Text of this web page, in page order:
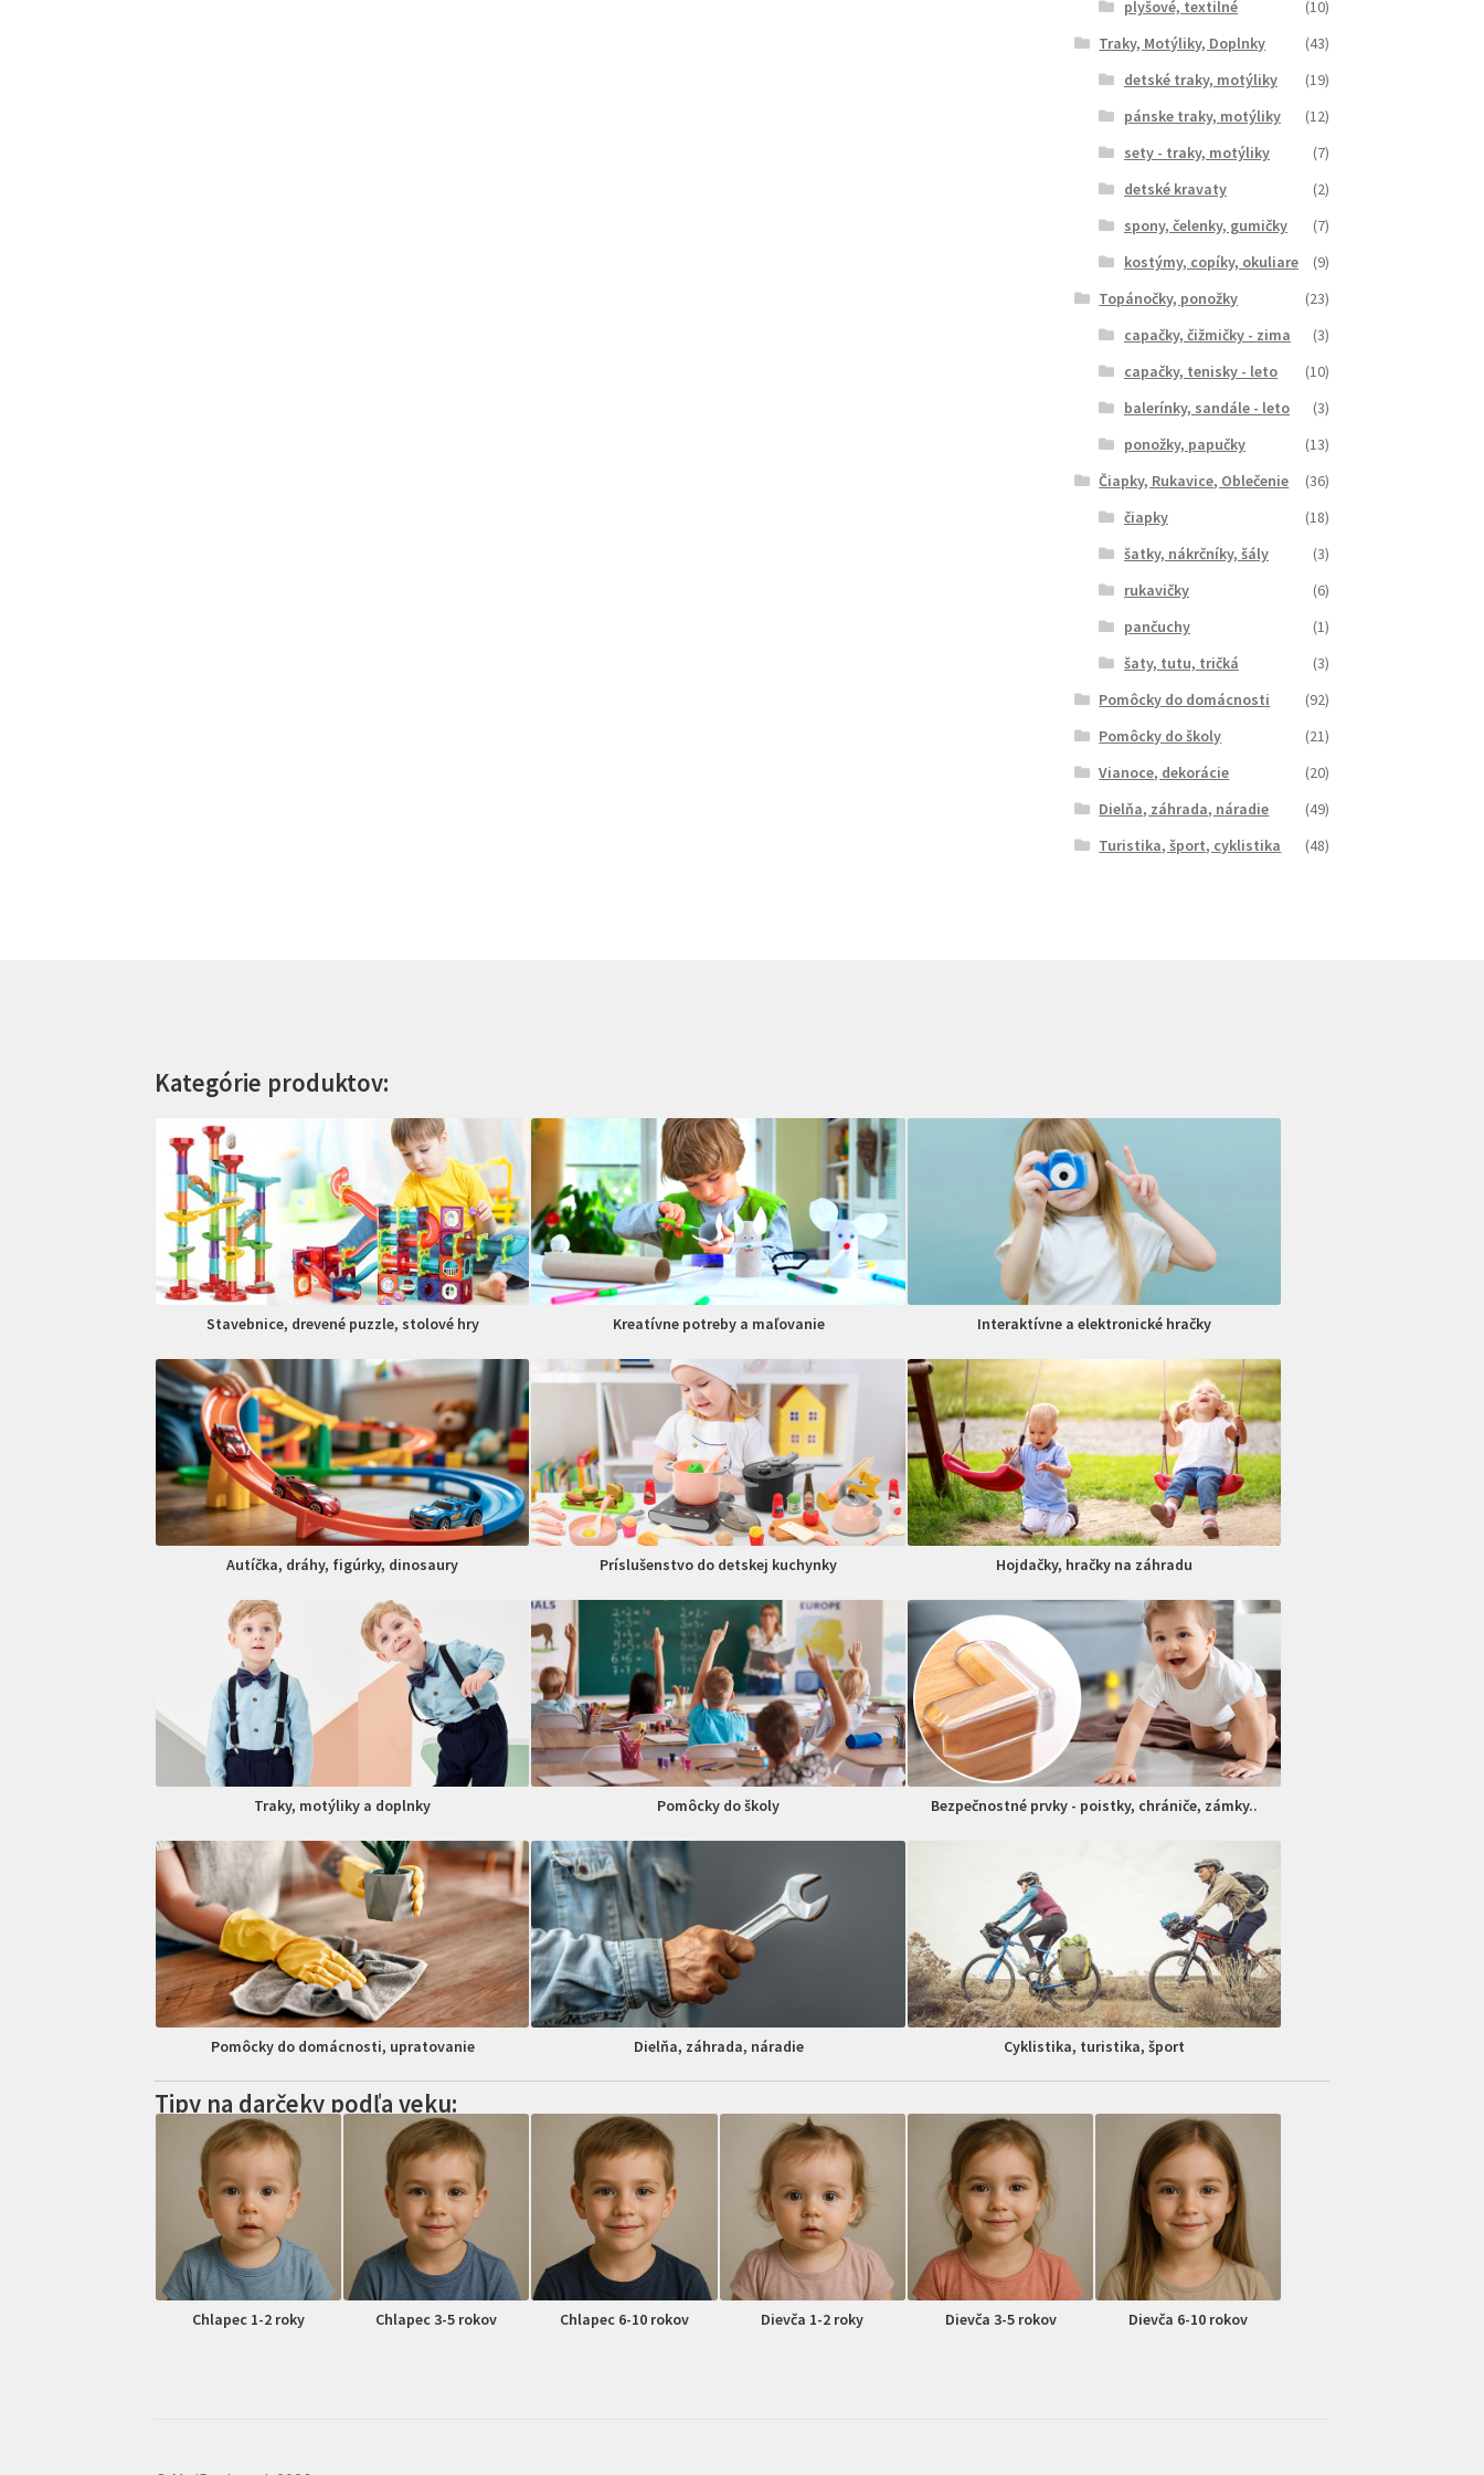
plyšové, textilné
(10)
Traky, Motýliky, Doplnky
(43)
detské traky, motýliky
(19)
pánske traky, motýliky
(12)
sety - traky, motýliky
(7)
detské kravaty
(2)
spony, čelenky, gumičky
(7)
kostýmy, copíky, okuliare
(9)
Topánočky, ponožky
(23)
capačky, čižmičky - zima
(3)
capačky, tenisky - leto
(10)
balerínky, sandále - leto
(3)
ponožky, papučky
(13)
Čiapky, Rukavice, Oblečenie
(36)
čiapky
(18)
šatky, nákrčníky, šály
(3)
rukavičky
(6)
pančuchy
(1)
šaty, tutu, tričká
(3)
Pomôcky do domácnosti
(92)
Pomôcky do školy
(21)
Vianoce, dekorácie
(20)
Dielňa, záhrada, náradie
(49)
Turistika, šport, cyklistika
(48)
Kategórie produktov:
Stavebnice, drevené puzzle, stolové hry Kreatívne potreby a maľovanie Interaktívne a elektronické hračky
Autíčka, dráhy, figúrky, dinosaury Príslušenstvo do detskej kuchynky Hojdačky, hračky na záhradu
Traky, motýliky a doplnky Pomôcky do školy Bezpečnostné prvky - poistky, chrániče, zámky..
Pomôcky do domácnosti, upratovanie Dielňa, záhrada, náradie Cyklistika, turistika, šport
Tipy na darčeky podľa veku:
Chlapec 1-2 roky Chlapec 3-5 rokov Chlapec 6-10 rokov Dievča 1-2 roky Dievča 3-5 rokov Dievča 6-10 rokov